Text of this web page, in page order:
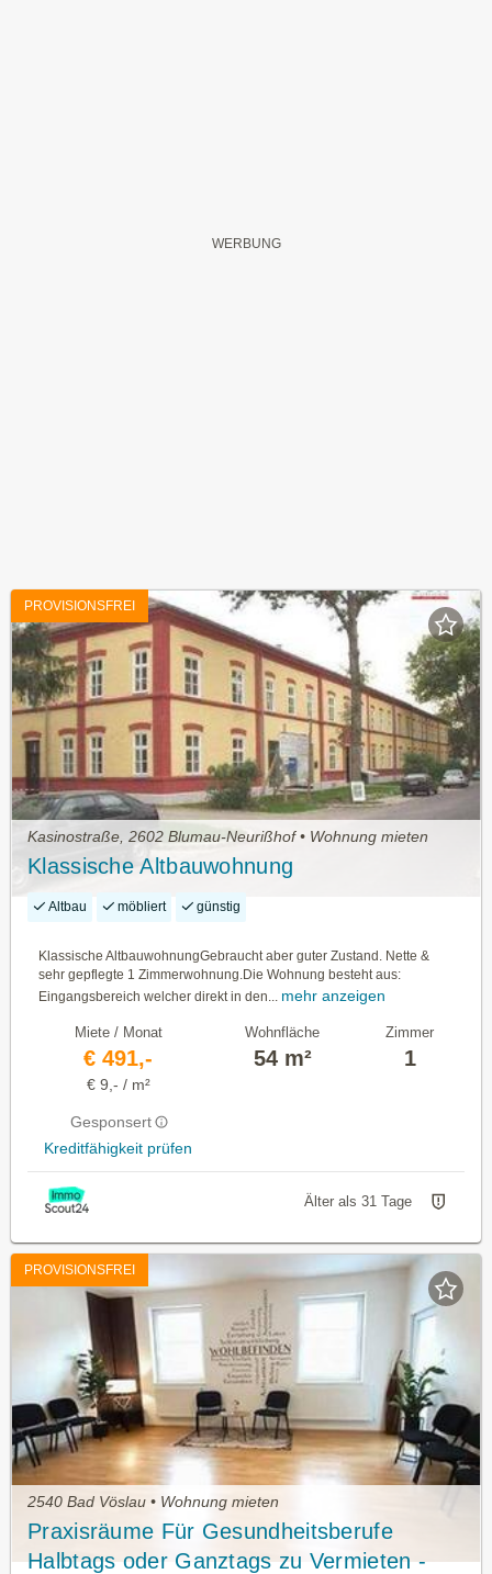
PROVISIONSFREI
Kasinostraße, 2602 Blumau-Neurißhof • Wohnung mieten
Klassische Altbauwohnung
Altbau möbliert günstig
Klassische AltbauwohnungGebraucht aber guter Zustand. Nette &
sehr gepflegte 1 Zimmerwohnung.Die Wohnung besteht aus:
Eingangsbereich welcher direkt in den... mehr anzeigen
Miete / Monat
€ 491,-
€ 9,- / m²
Gesponsert
Kreditfähigkeit prüfen
Wohnfläche
54 m²
Zimmer
1
Älter als 31 Tage
PROVISIONSFREI
2540 Bad Vöslau • Wohnung mieten
Praxisräume Für Gesundheitsberufe
Halbtags oder Ganztags zu Vermieten -